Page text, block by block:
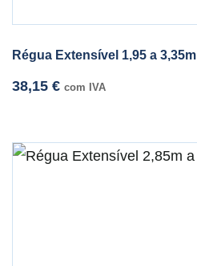
Régua Extensível 1,95 a 3,35m
38,15 € com IVA